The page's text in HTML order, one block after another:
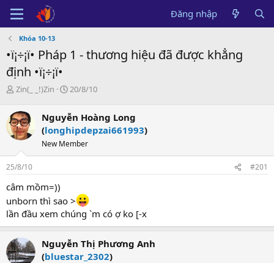
Đăng nhập
Khóa 10-13
•ï¡÷¡ï• Pháp 1 - thương hiệu đã được khẳng
định •ï¡÷¡ï•
B
t
đ
ầ
u
Zin(_ _!)Zin
N
à
y
b
ắ
t
ầ
20/8/10
Nguyễn Hoàng Long
(longhipdepzai661993)
New Member
25/8/10 #201
câm mồm=))
unborn thì sao >
lần đầu xem chúng `m có ợ ko [-x
Nguyễn Thị Phương Anh
(bluestar_2302)